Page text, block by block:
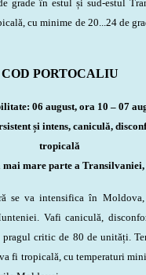
grade în estul și sud-estul
cu minime de 20...24 de
COD PORTOCALIU
06 august, ora 10 – 07
și intens, caniculă,
tropicală
mare parte a
va intensifica în Moldova,
Vafi caniculă,
pragul critic de 80 de unități.
fi tropicală, cu temperaturi